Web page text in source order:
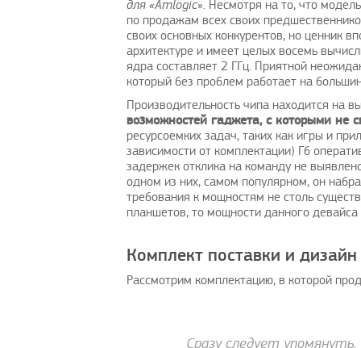
для «Amlogic». Несмотря на то, что
по продажам всех своих
своих основных конкурентов, но ценник
архитектуре и имеет целых восемь
ядра составляет 2 ГГц. Приятной
который без проблем работает на
Производительность чипа находится на
возможностей гаджета, с которыми не
ресурсоемких задач, таких как игры и
зависимости от комплектации) Гб
задержек отклика на команду не
одном из них, самом популярном, он
требования к мощностям не столь
планшетов, то мощности данного
Комплект поставки и дизайн
Рассмотрим комплектацию, в которой
Сразу следует